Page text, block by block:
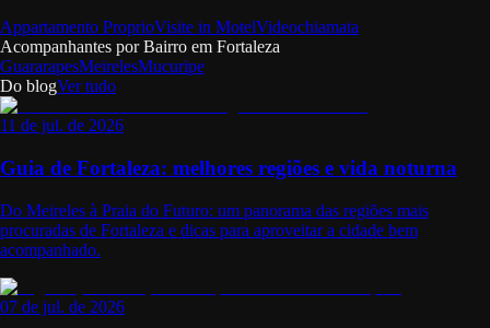
Appartamento ProprioVisite in MotelVideochiamata
Acompanhantes por Bairro em Fortaleza
GuararapesMeirelesMucuripe
Do blogVer tudo
11 de jul. de 2026
Guia de Fortaleza: melhores regiões e vida noturna
Do Meireles à Praia do Futuro: um panorama das regiões mais
procuradas de Fortaleza e dicas para aproveitar a cidade bem
acompanhado.
07 de jul. de 2026